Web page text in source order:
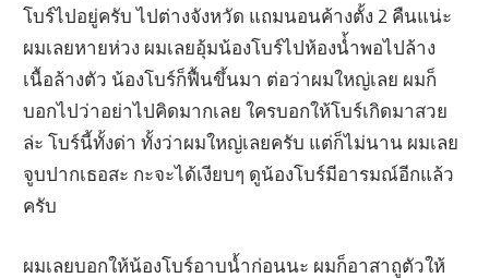
โบร์ไปอยู่ครับ ไปต่างจังหวัด แถมนอนค้างตั้ง 2 คืนแน่ะ
ผมเลยหายห่วง ผมเลยอุ้มน้องโบร์ไปห้องนํ้ำพอไปล้าง
เนื้อล้างตัว น้องโบร์ก็ฟื้นขึ้นมา ต่อว่าผมใหญ่เลย ผมก็
บอกไปว่าอย่าไปคิดมากเลย ใครบอกให้โบร์เกิดมาสวย
ล่ะ โบร์นี้ทั้งด่า ทั้งว่าผมใหญ่เลยครับ แต่ก็ไม่นาน ผมเลย
จูบปากเธอสะ กะจะได้เงียบๆ ดูน้องโบร์มีอารมณ์อีกแล้ว
ครับ
ผมเลยบอกให้น้องโบร์อาบน้ำก่อนนะ ผมก็อาสาถูตัวให้